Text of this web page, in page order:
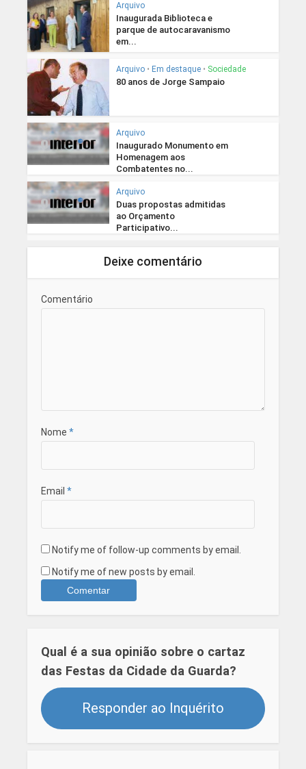
Arquivo
Inaugurada Biblioteca e
parque de autocaravanismo
em...
Arquivo • Em destaque • Sociedade
80 anos de Jorge Sampaio
Arquivo
Inaugurado Monumento em
Homenagem aos
Combatentes no...
Arquivo
Duas propostas admitidas
ao Orçamento
Participativo...
Deixe comentário
Comentário
Nome *
Email *
Notify me of follow-up comments by email.
Notify me of new posts by email.
Qual é a sua opinião sobre o cartaz
das Festas da Cidade da Guarda?
Responder ao Inquérito